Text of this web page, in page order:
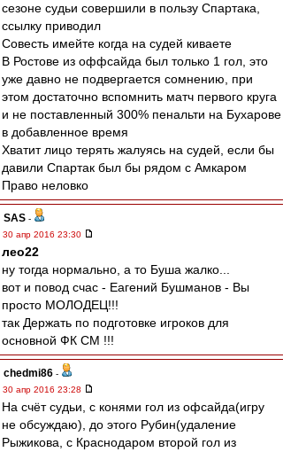
сезоне судьи совершили в пользу Спартака,
ссылку приводил
Совесть имейте когда на судей киваете
В Ростове из оффсайда был только 1 гол, это
уже давно не подвергается сомнению, при
этом достаточно вспомнить матч первого круга
и не поставленный 300% пенальти на Бухарове
в добавленное время
Хватит лицо терять жалуясь на судей, если бы
давили Спартак был бы рядом с Амкаром
Право неловко
SAS -
30 апр 2016 23:30
лео22
ну тогда нормально, а то Буша жалко...
вот и повод счас - Еагений Бушманов - Вы
просто МОЛОДЕЦ!!!
так Держать по подготовке игроков для
основной ФК СМ !!!
chedmi86 -
30 апр 2016 23:28
На счёт судьи, с конями гол из офсайда(игру
не обсуждаю), до этого Рубин(удаление
Рыжикова, с Краснодаром второй гол из